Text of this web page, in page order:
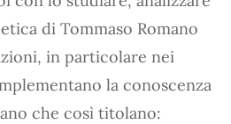
di Tommaso Romano
in particolare nei
la conoscenza
che così titolano: